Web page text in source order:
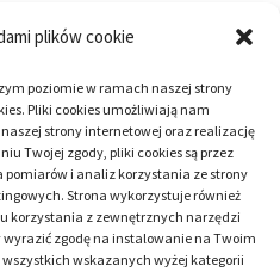
plików cookie
poziomie w ramach naszej strony
Pliki cookies umożliwiają nam
strony internetowej oraz realizację
Twojej zgody, pliki cookies są przez
i analiz korzystania ze strony
Strona wykorzystuje również
korzystania z zewnętrznych narzędzi
zgodę na instalowanie na Twoim
wskazanych wyżej kategorii
mikropigmentacja skóry
i przez mężczyzn, którzy
jak na przykład:
utrata gęstości lub
jest zawsze trudnym do
a mikropigmentacja skóry